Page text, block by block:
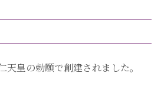
皇の勅願で創建されました。